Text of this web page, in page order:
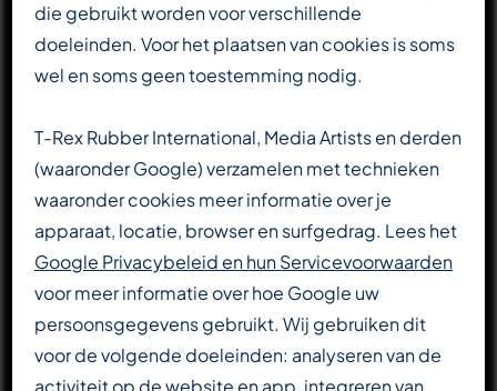
UW INTERNATIONALE
PARTNER IN DE
Totaalleverancier voor de transportbandenindustrie
DOWNLOAD CATALOGUS
LEES VERDER OVER T-REX
die gebruikt worden voor verschillende
doeleinden. Voor het plaatsen van cookies is soms
wel en soms geen toestemming nodig.
T-Rex Rubber International, Media Artists en derden
(waaronder Google) verzamelen met technieken
waaronder cookies meer informatie over je
apparaat, locatie, browser en surfgedrag. Lees het
Google Privacybeleid en hun Servicevoorwaarden
voor meer informatie over hoe Google uw
persoonsgegevens gebruikt. Wij gebruiken dit
voor de volgende doeleinden: analyseren van de
activiteit op de website en app, integreren van